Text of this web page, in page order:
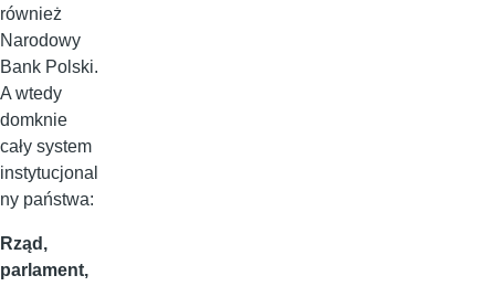
również
Narodowy
Bank Polski.
A wtedy
domknie
cały system
instytucjonal
ny państwa:
Rząd,
parlament,